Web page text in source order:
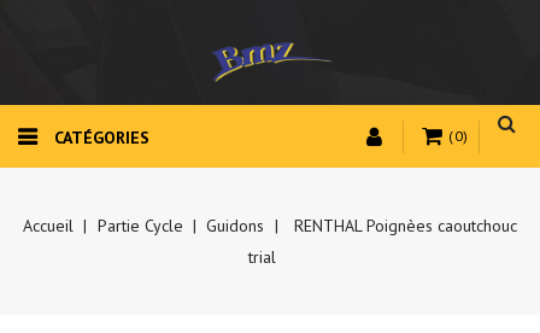
(0)
CATÉGORIES
Accueil Partie Cycle Guidons
RENTHAL Poignèes caoutchouc
trial